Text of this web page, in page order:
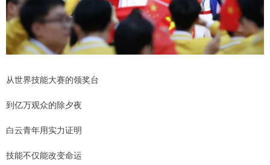
从世界技能大赛的领奖台
到亿万观众的除夕夜
白云青年用实力证明
技能不仅能改变命运